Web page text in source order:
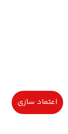
اعتماد سازی